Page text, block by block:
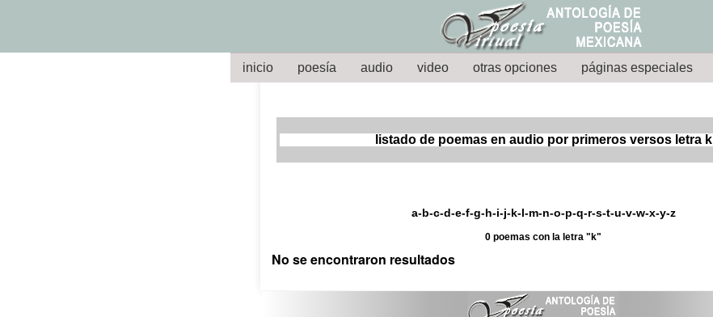
inicio poesía audio video otras opciones páginas especiales
listado de poemas en audio por primeros versos letra k
a-b-c-d-e-f-g-h-i-j-k-l-m-n-o-p-q-r-s-t-u-v-w-x-y-z
0 poemas con la letra "k"
No se encontraron resultados